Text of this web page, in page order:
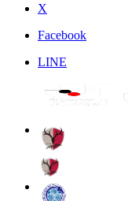
X
Facebook
LINE